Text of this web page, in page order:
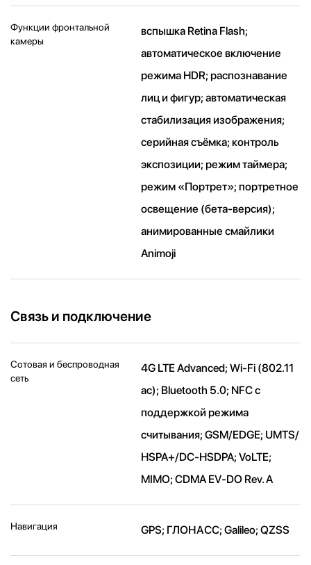
Функции фронтальной
камеры
вспышка Retina Flash;
автоматическое включение
режима HDR; распознавание
лиц и фигур; автоматическая
стабилизация изображения;
серийная съëмка; контроль
экспозиции; режим таймера;
режим «Портрет»; портретное
освещение (бета-версия);
анимированные смайлики
Animoji
Связь и подключение
Сотовая и беспроводная
сеть
4G LTE Advanced; Wi-Fi (802.11​
ac); Bluetooth 5.0; NFC с
поддержкой режима
считывания; GSM/EDGE; UMTS/​
HSPA+/​DC-HSDPA; VoLTE;
MIMO; CDMA EV-DO Rev. A
Навигация GPS; ГЛОНАСС; Galileo; QZSS